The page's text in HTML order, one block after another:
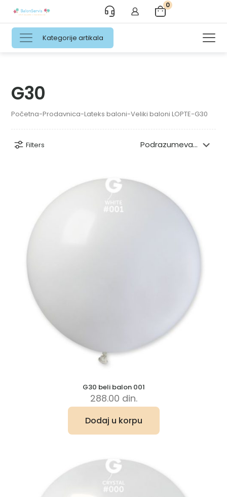
0
Kategorije artikala
G30
Početna-Prodavnica-Lateks baloni-Veliki baloni LOPTE-G30
Filters
G30 beli balon 001
288.00 din.
Dodaj u korpu